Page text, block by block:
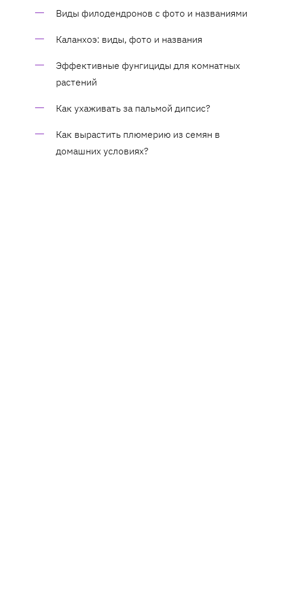
Виды филодендронов с фото и названиями
Каланхоэ: виды, фото и названия
Эффективные фунгициды для комнатных
растений
Как ухаживать за пальмой дипсис?
Как вырастить плюмерию из семян в
домашних условиях?